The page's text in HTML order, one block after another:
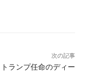
次の記事
ランプ任命のディー